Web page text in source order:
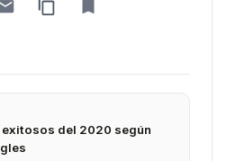
exitosos del 2020 según